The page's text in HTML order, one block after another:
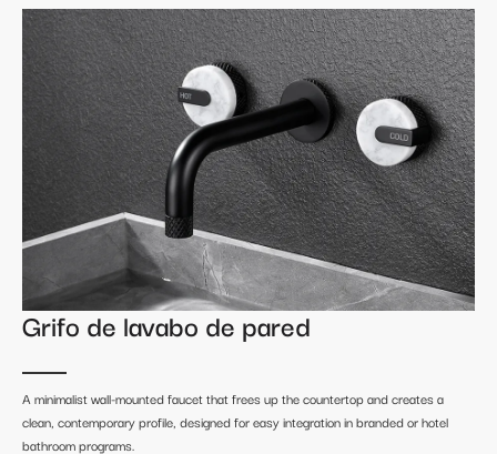
Grifo de lavabo de pared
A minimalist wall-mounted faucet that frees up the countertop and creates a
clean, contemporary profile, designed for easy integration in branded or hotel
bathroom programs.